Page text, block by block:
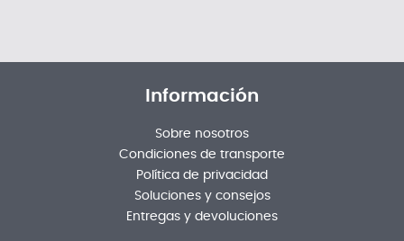
Información
Sobre nosotros
Condiciones de transporte
Política de privacidad
Soluciones y consejos
Entregas y devoluciones